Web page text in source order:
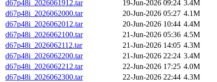
d67p48i_2026061912.tar
19-Jun-2026 09:24 3.4M
d67p48i_2026062000.tar
20-Jun-2026 05:27 4.1M
d67p48i_2026062012.tar
20-Jun-2026 10:44 4.4M
d67p48i_2026062100.tar
21-Jun-2026 05:36 4.5M
d67p48i_2026062112.tar
21-Jun-2026 14:05 4.3M
d67p48i_2026062200.tar
21-Jun-2026 22:24 3.4M
d67p48i_2026062212.tar
22-Jun-2026 17:25 4.0M
d67p48i_2026062300.tar
22-Jun-2026 22:44 4.3M